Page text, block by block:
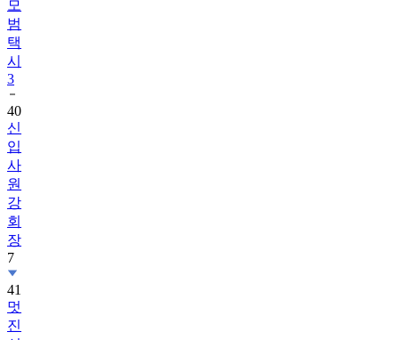
택
시
3
40
신
입
사
원
강
회
장
7
41
멋
진
신
세